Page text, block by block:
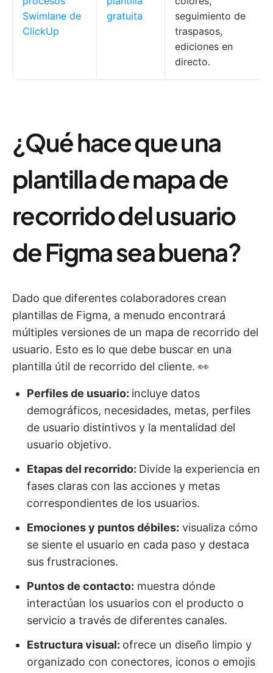
Swimlane de
ClickUp
gratuita
seguimiento de
traspasos,
ediciones en
directo.
¿Qué hace que una
plantilla de mapa de
recorrido del usuario
de Figma sea buena?
Dado que diferentes colaboradores crean
plantillas de Figma, a menudo encontrará
múltiples versiones de un mapa de recorrido del
usuario. Esto es lo que debe buscar en una
plantilla útil de recorrido del cliente. 👀
Perfiles de usuario: incluye datos
demográficos, necesidades, metas, perfiles
de usuario distintivos y la mentalidad del
usuario objetivo.
Etapas del recorrido: Divide la experiencia en
fases claras con las acciones y metas
correspondientes de los usuarios.
Emociones y puntos débiles: visualiza cómo
se siente el usuario en cada paso y destaca
sus frustraciones.
Puntos de contacto: muestra dónde
interactúan los usuarios con el producto o
servicio a través de diferentes canales.
Estructura visual: ofrece un diseño limpio y
organizado con conectores, iconos o emojis